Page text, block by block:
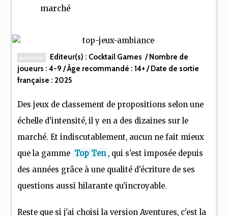
marché
pour tous Editeur(s) : Cocktail Games / Nombre de
joueurs : 4-9 / Âge recommandé : 14+ / Date de sortie
française : 2025
Des jeux de classement de propositions selon une
échelle d'intensité, il y en a des dizaines sur le
marché. Et indiscutablement, aucun ne fait mieux
que la gamme Top Ten , qui s'est imposée depuis
des années grâce à une qualité d'écriture de ses
questions aussi hilarante qu'incroyable.
Reste que si j'ai choisi la version Aventures, c'est la